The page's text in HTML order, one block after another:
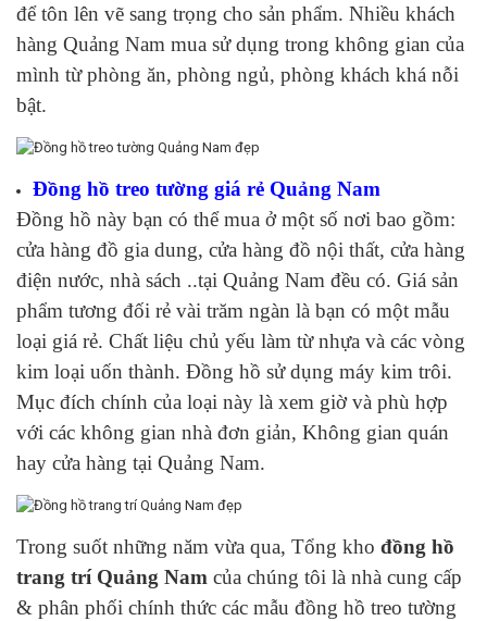
để tôn lên vẽ sang trọng cho sản phẩm. Nhiều khách
hàng Quảng Nam mua sử dụng trong không gian của
mình từ phòng ăn, phòng ngủ, phòng khách khá nỗi
bật.
Đồng hồ treo tường giá rẻ Quảng Nam
Đồng hồ này bạn có thể mua ở một số nơi bao gồm:
cửa hàng đồ gia dung, cửa hàng đồ nội thất, cửa hàng
điện nước, nhà sách ..tại Quảng Nam đều có. Giá sản
phẩm tương đối rẻ vài trăm ngàn là bạn có một mẫu
loại giá rẻ. Chất liệu chủ yếu làm từ nhựa và các vòng
kim loại uốn thành. Đồng hồ sử dụng máy kim trôi.
Mục đích chính của loại này là xem giờ và phù hợp
với các không gian nhà đơn giản, Không gian quán
hay cửa hàng tại Quảng Nam.
Trong suốt những năm vừa qua, Tổng kho đồng hồ
trang trí Quảng Nam của chúng tôi là nhà cung cấp
& phân phối chính thức các mẫu đồng hồ treo tường